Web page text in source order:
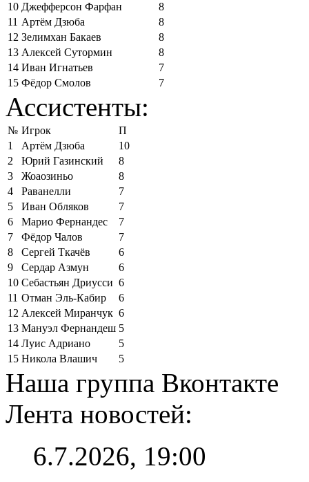
10 Джефферсон Фарфан
8
11 Артём Дзюба
8
12 Зелимхан Бакаев
8
13 Алексей Сутормин
8
14 Иван Игнатьев
7
15 Фёдор Смолов 7
Ассистенты:
№ Игрок
П
1
Артём Дзюба
10
2
Юрий Газинский
8
3
Жоаозиньо
8
4
Раванелли
7
5
Иван Обляков
7
6
Марио Фернандес
7
7
Фёдор Чалов
7
8
Сергей Ткачёв
6
9
Сердар Азмун
6
10 Себастьян Дриусси 6
11 Отман Эль-Кабир
6
12 Алексей Миранчук 6
13 Мануэл Фернандеш 5
14 Луис Адриано
5
15 Никола Влашич 5
Наша группа Вконтакте
Лента новостей:
6.7.2026, 19:00